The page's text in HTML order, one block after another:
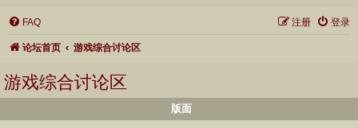
FAQ 登录
注册
论坛首页 游戏综合讨论区
游戏综合讨论区
版面